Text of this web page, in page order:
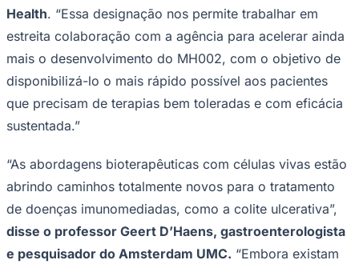
Brasileirão Série A
Brasileirão Série B
Paulistão
Copa do Brasil
Libertadores
Sul-Americana
Copa América
Champions League
Premier League
Mundial 2026
Times - Ir direto
Health. “Essa designação nos permite trabalhar em
estreita colaboração com a agência para acelerar ainda
mais o desenvolvimento do MH002, com o objetivo de
disponibilizá-lo o mais rápido possível aos pacientes
que precisam de terapias bem toleradas e com eficácia
sustentada.”
“As abordagens bioterapêuticas com células vivas estão
abrindo caminhos totalmente novos para o tratamento
de doenças imunomediadas, como a colite ulcerativa”,
disse o professor Geert D’Haens, gastroenterologista
e pesquisador do Amsterdam UMC. “Embora existam